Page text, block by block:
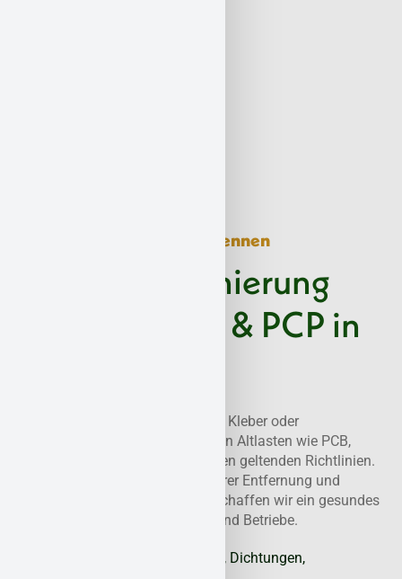
Gefährliche Altlasten erkennen
Schadstoffsanierung
bei PCB, PAK & PCP in
Ob belastete Fugen, Dichtstoffe, Kleber oder
Holzschutzmittel – wir beseitigen Altlasten wie PCB,
PAK und PCP in Adenau nach den geltenden Richtlinien.
Mit belastbaren Analysen, sicherer Entfernung und
gerichtsfester Dokumentation schaffen wir ein gesundes
Umfeld für Nutzer, Eigentümer und Betriebe.
- Fugenmassen, Farben, Dichtungen,